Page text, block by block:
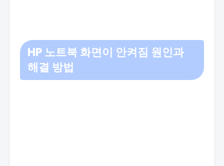
HP 노트북 화면이 안켜짐 원인과
해결 방법